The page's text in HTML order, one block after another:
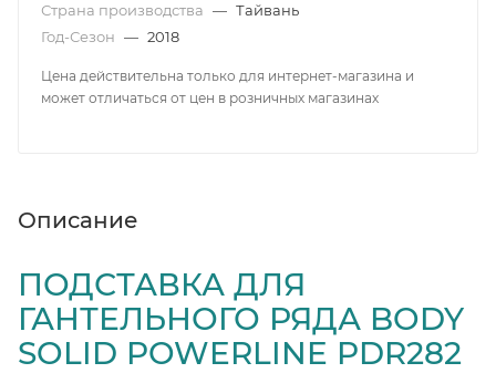
Страна производства — Тайвань
Год-Сезон — 2018
Цена действительна только для интернет-магазина и
может отличаться от цен в розничных магазинах
Описание
ПОДСТАВКА ДЛЯ
ГАНТЕЛЬНОГО РЯДА BODY
SOLID POWERLINE PDR282